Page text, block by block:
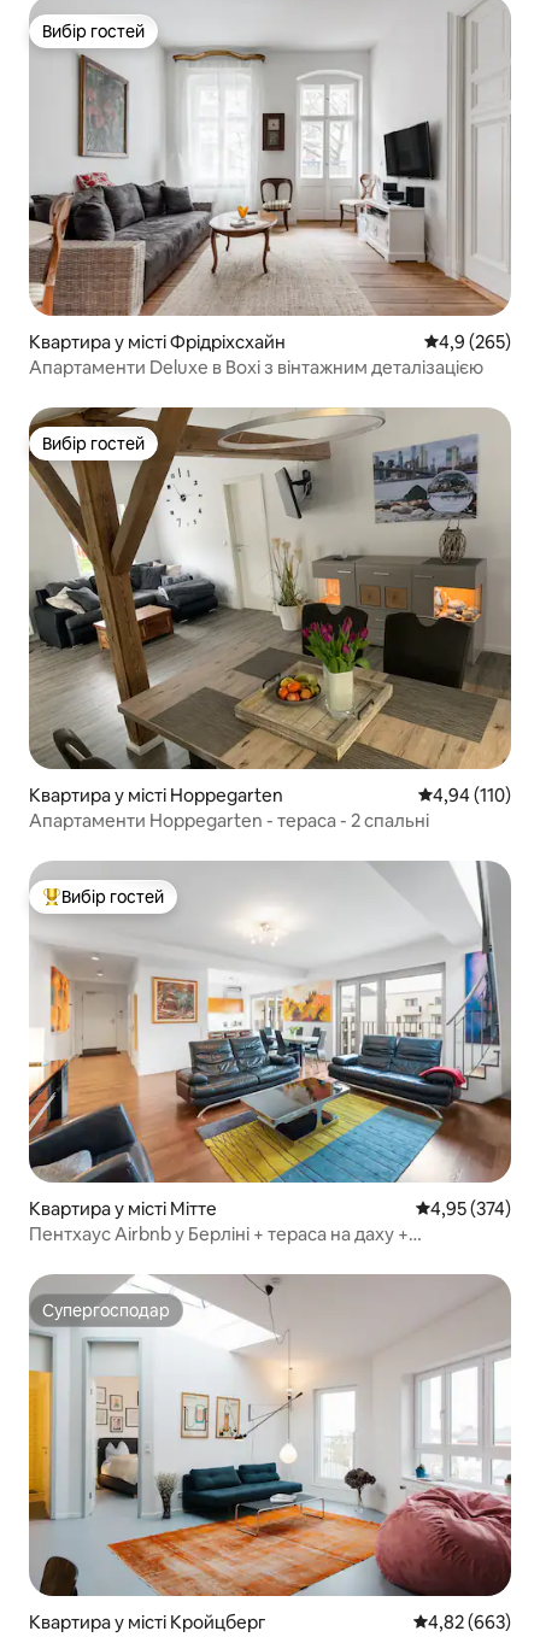
Вибір гостей
Вибір гостей
Квартира у місті Фрідріхсхайн Середня
4,9 (265)
Апартаменти Deluxe в Boxi з вінтажним деталізацією
Вибір гостей
Вибір гостей
Квартира у місті Hoppegarten Середня
4,94 (110)
Апартаменти Hoppegarten - тераса - 2 спальні
Топ вибір гостей
Вибір гостей
Квартира у місті Мітте Середня
4,95 (374)
Пентхаус Airbnb у Берліні + тераса на даху +
Супергосподар
Супергосподар
Квартира у місті Кройцберг Середня
4,82 (663)